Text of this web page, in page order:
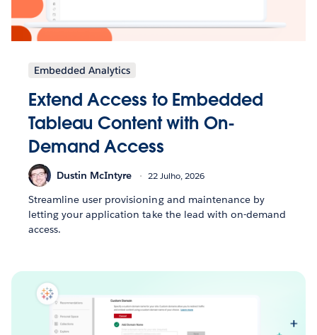
Embedded Analytics
Extend Access to Embedded
Tableau Content with On-
Demand Access
Dustin McIntyre 22 Julho, 2026
Streamline user provisioning and maintenance by
letting your application take the lead with on-demand
access.